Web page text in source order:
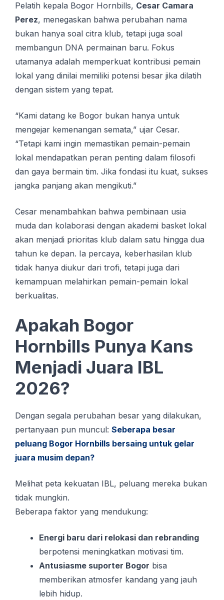
Pelatih kepala Bogor Hornbills, Cesar Camara
Perez, menegaskan bahwa perubahan nama
bukan hanya soal citra klub, tetapi juga soal
membangun DNA permainan baru. Fokus
utamanya adalah memperkuat kontribusi pemain
lokal yang dinilai memiliki potensi besar jika dilatih
dengan sistem yang tepat.
“Kami datang ke Bogor bukan hanya untuk
mengejar kemenangan semata,” ujar Cesar.
“Tetapi kami ingin memastikan pemain-pemain
lokal mendapatkan peran penting dalam filosofi
dan gaya bermain tim. Jika fondasi itu kuat, sukses
jangka panjang akan mengikuti.”
Cesar menambahkan bahwa pembinaan usia
muda dan kolaborasi dengan akademi basket lokal
akan menjadi prioritas klub dalam satu hingga dua
tahun ke depan. Ia percaya, keberhasilan klub
tidak hanya diukur dari trofi, tetapi juga dari
kemampuan melahirkan pemain-pemain lokal
berkualitas.
Apakah Bogor
Hornbills Punya Kans
Menjadi Juara IBL
2026?
Dengan segala perubahan besar yang dilakukan,
pertanyaan pun muncul: Seberapa besar
peluang Bogor Hornbills bersaing untuk gelar
juara musim depan?
Melihat peta kekuatan IBL, peluang mereka bukan
tidak mungkin.
Beberapa faktor yang mendukung:
Energi baru dari relokasi dan rebranding
berpotensi meningkatkan motivasi tim.
Antusiasme suporter Bogor bisa
memberikan atmosfer kandang yang jauh
lebih hidup.